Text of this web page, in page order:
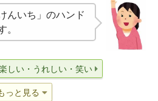
んいち」のハンド
。
しい・うれしい・笑い
っと見る